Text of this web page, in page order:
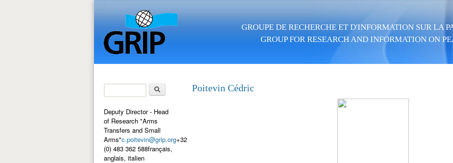
GROUPE DE RECHERCHE ET D'INFORMATION SUR LA
GROUP FOR RESEARCH AND INFORMATION ON
Poitevin Cédric
Search form
Deputy Director - Head
of Research "Arms
Transfers and Small
Arms"c.poitevin@grip.org+32
(0) 483 362 588français,
anglais, italien